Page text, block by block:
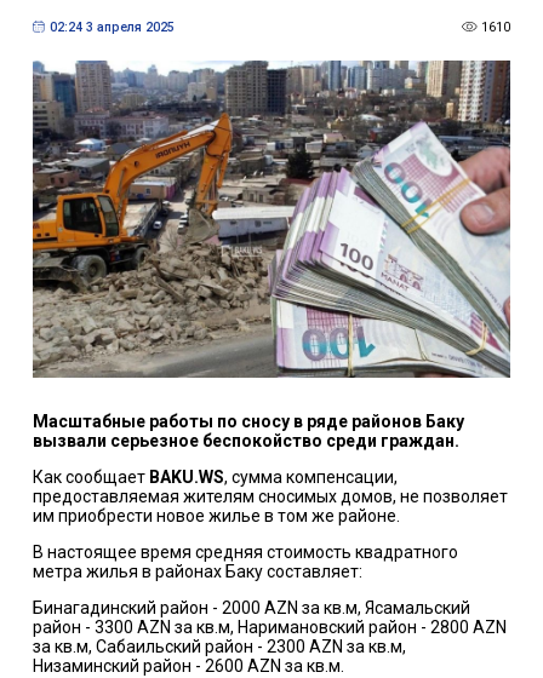
02:24 3 апреля 2025 1610
Масштабные работы по сносу в ряде районов Баку
вызвали серьезное беспокойство среди граждан.
Как сообщает BAKU.WS, сумма компенсации,
предоставляемая жителям сносимых домов, не позволяет
им приобрести новое жилье в том же районе.
В настоящее время средняя стоимость квадратного
метра жилья в районах Баку составляет:
Бинагадинский район - 2000 AZN за кв.м, Ясамальский
район - 3300 AZN за кв.м, Наримановский район - 2800 AZN
за кв.м, Сабаильский район - 2300 AZN за кв.м,
Низаминский район - 2600 AZN за кв.м.